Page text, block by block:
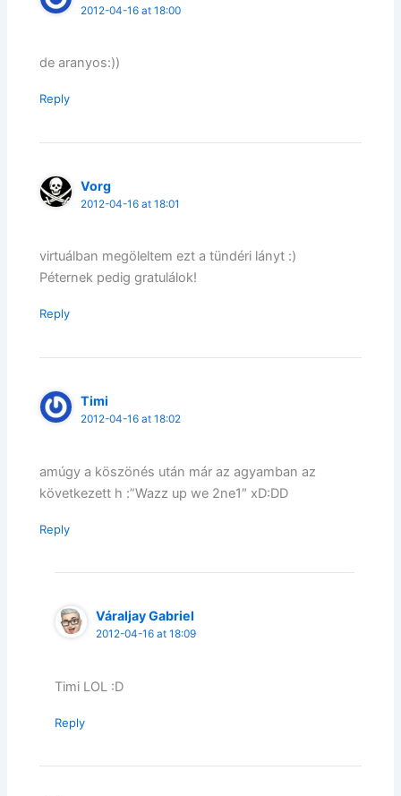
2012-04-16 at 18:00
de aranyos:))
Reply
Vorg
2012-04-16 at 18:01
virtuálban megöleltem ezt a tündéri lányt :)
Péternek pedig gratulálok!
Reply
Timi
2012-04-16 at 18:02
amúgy a köszönés után már az agyamban az
következett h :”Wazz up we 2ne1″ xD:DD
Reply
Váraljay Gabriel
2012-04-16 at 18:09
Timi LOL :D
Reply